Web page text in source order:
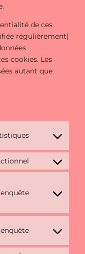
de ces
régulièrement)
cookies. Les
autant que
Consent
to
service
dashboard-
Consent
service
Consent
gdpr-
cookie-
Consent
to